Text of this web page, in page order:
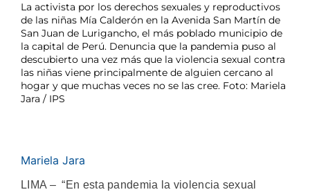
La activista por los derechos sexuales y reproductivos
de las niñas Mía Calderón en la Avenida San Martín de
San Juan de Lurigancho, el más poblado municipio de
la capital de Perú. Denuncia que la pandemia puso al
descubierto una vez más que la violencia sexual contra
las niñas viene principalmente de alguien cercano al
hogar y que muchas veces no se las cree. Foto: Mariela
Jara / IPS
Mariela Jara
LIMA – “En esta pandemia la violencia sexual